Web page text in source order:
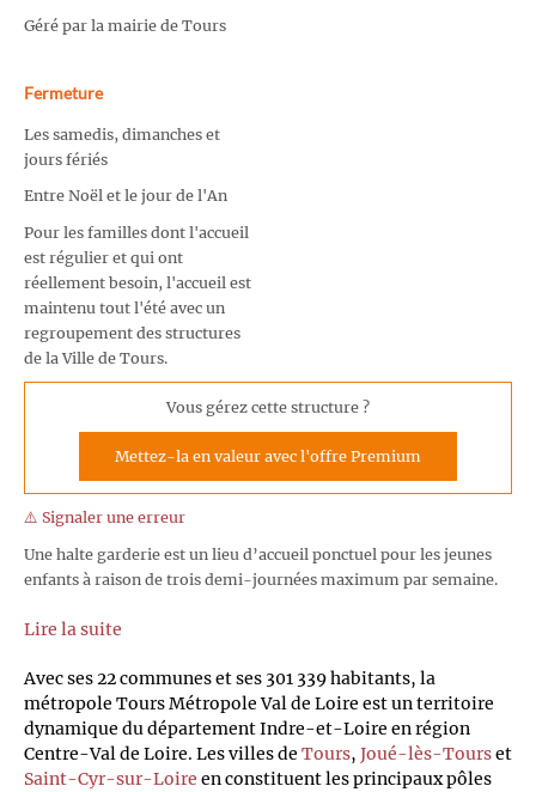
Géré par la mairie de Tours
Fermeture
Les samedis, dimanches et
jours fériés
Entre Noël et le jour de l'An
Pour les familles dont l'accueil
est régulier et qui ont
réellement besoin, l'accueil est
maintenu tout l'été avec un
regroupement des structures
de la Ville de Tours.
Vous gérez cette structure ?
Mettez-la en valeur avec l'offre Premium
⚠️ Signaler une erreur
Une halte garderie est un lieu d’accueil ponctuel pour les jeunes
enfants à raison de trois demi-journées maximum par semaine.
Lire la suite
Avec ses 22 communes et ses 301 339 habitants, la
métropole Tours Métropole Val de Loire est un territoire
dynamique du département Indre-et-Loire en région
Centre-Val de Loire. Les villes de Tours, Joué-lès-Tourset
Saint-Cyr-sur-Loire en constituent les principaux pôles